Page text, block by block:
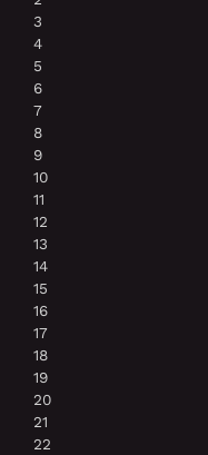
3
4
5
6
7
8
9
10
11
12
13
14
15
16
17
18
19
20
21
22